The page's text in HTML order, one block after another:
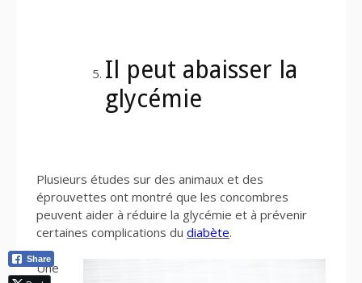
Il peut abaisser la
glycémie
Plusieurs études sur des animaux et des
éprouvettes ont montré que les concombres
peuvent aider à réduire la glycémie et à prévenir
certaines complications du diabète.
Une
Share